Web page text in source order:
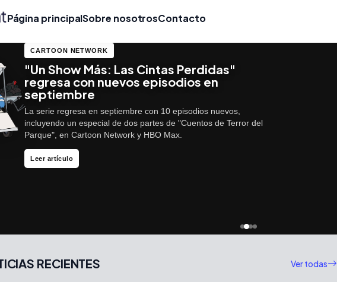
Página principalSobre nosotrosContacto
CARTOON NETWORK
"Un Show Más: Las Cintas Perdidas"
regresa con nuevos episodios en
septiembre
La serie regresa en septiembre con 10 episodios nuevos,
incluyendo un especial de dos partes de "Cuentos de Terror del
Parque", en Cartoon Network y HBO Max.
Leer artículo
RECIENTES Ver todas